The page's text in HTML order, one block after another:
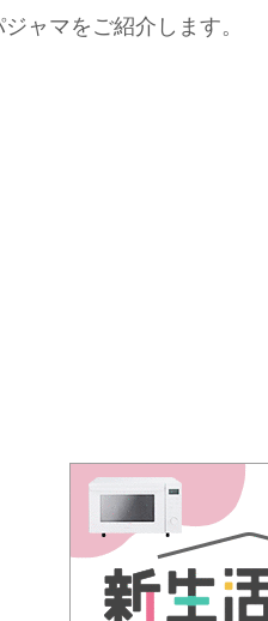
ャマをご紹介します。